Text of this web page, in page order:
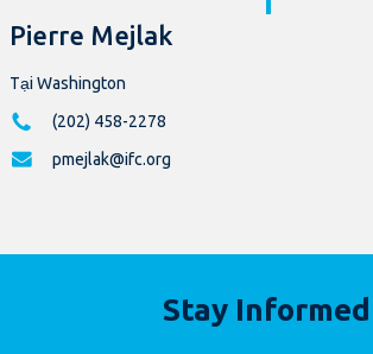
Pierre Mejlak
Tại Washington
(202) 458-2278
pmejlak@ifc.org
Stay Informed